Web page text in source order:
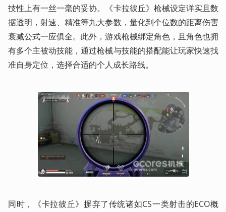
技性上有一丝一毫的妥协。《卡拉彼丘》枪械设定详实且数
据透明，射速、精准等九大参数，量化到个位数的距离伤害
衰减公式一应俱全。此外，游戏枪械绑定角色，且角色也拥
有多个主被动技能，通过枪械与技能的搭配能让玩家快速找
准自身定位，选择合适的个人成长路线。
同时，《卡拉彼丘》摒弃了传统诸如CS一类射击的ECO概